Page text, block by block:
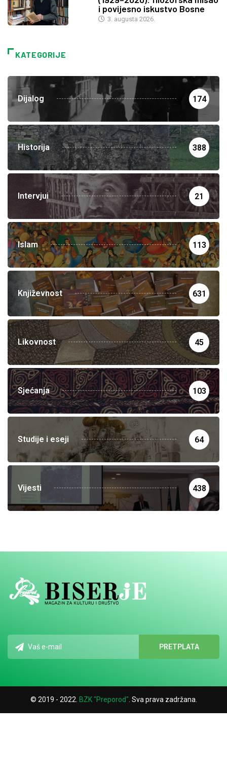
i povijesno iskustvo Bosne
3. augusta 2026.
KATEGORIJE
Dijalog 174
Historija 388
Intervjui 21
Islam 113
Književnost 631
Likovnost 45
Sjećanja 103
Studije i eseji 64
Vijesti 438
© 2019 - 2022. BZK "Preporod" . Sva prava zadržana.